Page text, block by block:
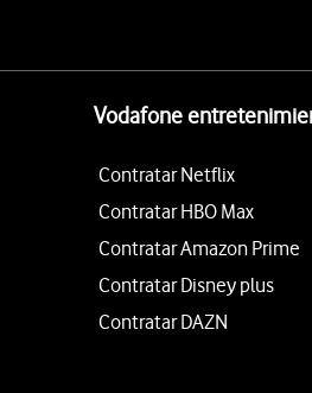
Vodafone
Contratar Netflix
Contratar HBO Max
Contratar Amazon Prime
Contratar Disney plus
Contratar DAZN